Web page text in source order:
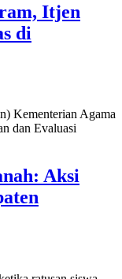
Itjen
di
Kementerian Agama
dan Evaluasi
Aksi